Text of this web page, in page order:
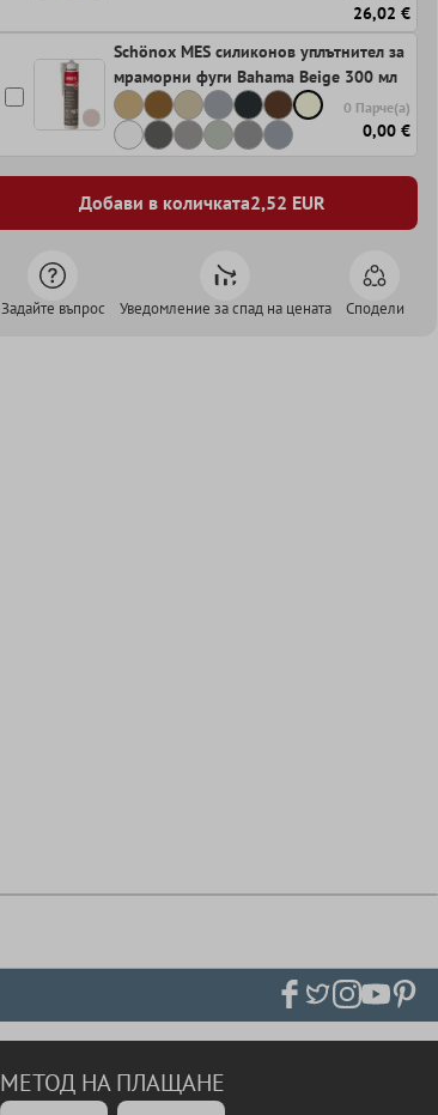
26,02 €
Schönox MES силиконов уплътнител за
мраморни фуги Bahama Beige 300 мл
0 Парче(а)
0,00 €
Добави в количката2,52 EUR
Задайте въпрос Уведомление за спад на цената Сподели
МЕТОД НА ПЛАЩАНЕ